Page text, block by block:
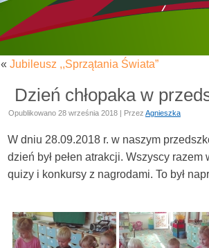
« Jubileusz ,,Sprzątania Świata”
Dzień chłopaka w
Opublikowano 28 września 2018 | Przez Agnieszka
W dniu 28.09.2018 r. w naszym
dzień był pełen atrakcji. Wszyscy
quizy i konkursy z nagrodami. To był